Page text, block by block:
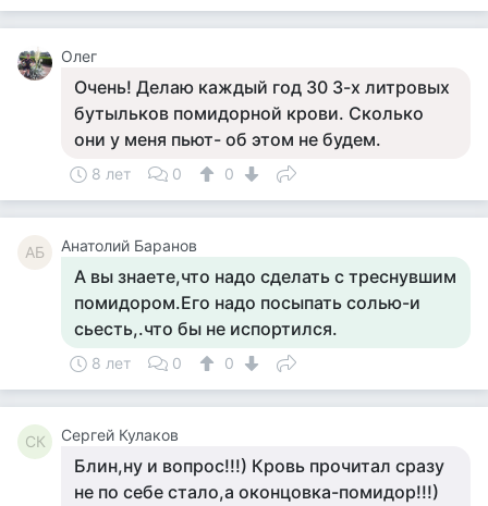
Олег
Очень! Делаю каждый год 30 3-х литровых
бутыльков помидорной крови. Сколько
они у меня пьют- об этом не будем.
8 лет 0 0
АБ Анатолий Баранов
А вы знаете,что надо сделать с треснувшим
помидором.Его надо посыпать солью-и
сьесть,.что бы не испортился.
8 лет 0 0
СК Сергей Кулаков
Блин,ну и вопрос!!!) Кровь прочитал сразу
не по себе стало,а оконцовка-помидор!!!)